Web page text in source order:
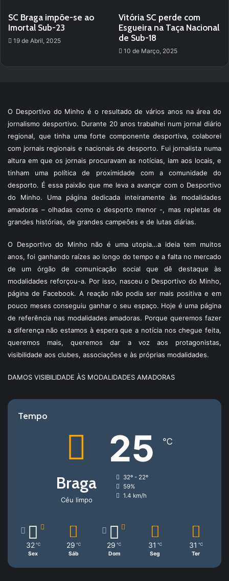
SC Braga impõe-se ao
Imortal Sub-23
19 de Abril, 2025
Vitória SC perde com
Esgueira na Taça Nacional
de Sub-18
10 de Março, 2025
O Desportivo do Minho é o resultado de vários anos na área do
jornalismo desportivo. Durante 20 anos trabalhei num jornal diário
regional, que tinha uma forte componente desportiva, colaborei
com jornais regionais e nacionais de desporto. Fui jornalista numa
altura em que os jornais procuravam as notícias, iam aos locais, e
tinham uma política de proximidade com a comunidade do
desporto. É essa paixão que me leva a avançar com o Desportivo
do Minho. Uma página dedicada inteiramente às modalidades
amadoras – olhadas como o desporto menor -, mas repletas de
grandes histórias, de grandes campeões e de lutas diárias.
O Desportivo do Minho não é uma utopia…a ideia tem muitos
anos, foi ganhando raízes ao longo do tempo e a falta no mercado
de um órgão de comunicação social que dê destaque às
modalidades reforçou-a. Por isso, nasceu o Desportivo do Minho,
página de Facebook. A reação não podia ser mais positiva e em
pouco meses conseguiu ganhar o seu espaço. Hoje é uma página
de referência nas modalidades amadoras. Porque queremos fazer
a diferença não estamos à espera que a notícia nos chegue feita,
queremos mais, queremos dar a voz aos protagonistas,
visibilidade aos clubes, associações e às próprias modalidades.
DAMOS VISIBILIDADE ÀS MODALIDADES AMADORAS
Tempo
Braga
Céu limpo
25 ℃
32º - 22º
59%
1.4 km/h
32 ℃
Sex
29 ℃
Sáb
29 ℃
Dom
31 ℃
Seg
31 ℃
Ter